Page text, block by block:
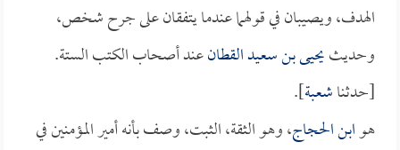
الهدف، ويصيبان في قولهما عندما يتفقان على جرح شخص،
وحديثيحيى بن سعيد القطانعند أصحاب الكتب الستة.
[حدثناشعبة].
هوابن الحجاج، وهو الثقة، الثبت، وصف بأنه أمير المؤمنين في